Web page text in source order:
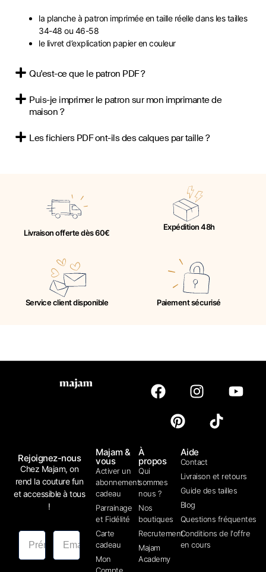
la planche à patron imprimée en taille réelle dans les tailles
34-48 ou 46-58
le livret d’explication papier en couleur
Qu'est-ce que le patron PDF ?
Puis-je imprimer le patron sur mon imprimante de
maison ?
Les fichiers PDF ont-ils des calques par taille ?
Livraison offerte dès 60€
Expédition 48h
Service client disponible Paiement sécurisé
Aide
Contact
Livraison et retours
Guide des tailles
Blog
Questions fréquentes
Conditions de l'offre
en cours
À
propos
Qui
sommes
nous ?
Nos
boutiques
Recrutement
Majam
Academy
Majam &
vous
Activer un
abonnement
cadeau
Parrainage
et Fidélité
Carte
cadeau
Mon
Rejoignez-nous
Chez Majam, on
rend la couture fun
et accessible à tous
!